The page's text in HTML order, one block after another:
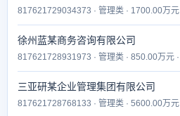
817621729034373 · 管理类 · 1700.00万
徐州蓝某商务咨询有限公司
817621728931973 · 管理类 · 850.00万元
三亚研某企业管理集团有限公司
817621728768133 · 管理类 · 5600.00万